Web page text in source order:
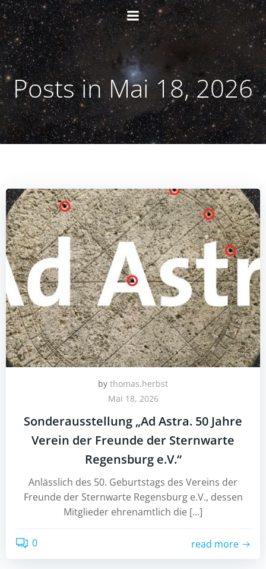
Zum
Inhalt
springen
Posts in Mai 18, 2026
by thomas.herbst
Mai 18, 2026
Sonderausstellung „Ad Astra. 50 Jahre
Verein der Freunde der Sternwarte
Regensburg e.V.“
Anlässlich des 50. Geburtstags des Vereins der
Freunde der Sternwarte Regensburg e.V., dessen
Mitglieder ehrenamtlich die […]
0 read more